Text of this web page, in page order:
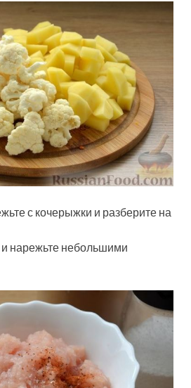
с кочерыжки и разберите на
и нарежьте небольшими